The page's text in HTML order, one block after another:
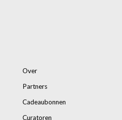
Over
Partners
Cadeaubonnen
Curatoren